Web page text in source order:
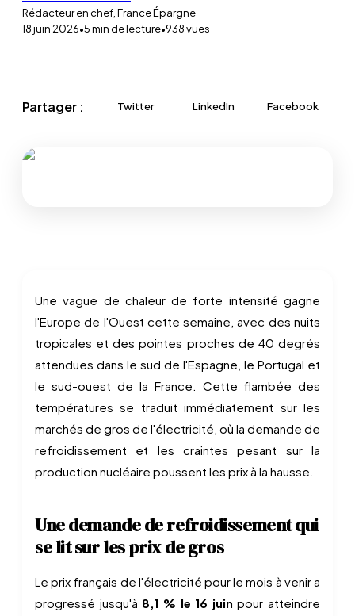
Rédacteur en chef, France Épargne
18 juin 2026•5min de lecture•938vues
Partager : Twitter LinkedIn Facebook
Une vague de chaleur de forte intensité gagne
l'Europe de l'Ouest cette semaine, avec des nuits
tropicales et des pointes proches de 40 degrés
attendues dans le sud de l'Espagne, le Portugal et
le sud-ouest de la France. Cette flambée des
températures se traduit immédiatement sur les
marchés de gros de l'électricité, où la demande de
refroidissement et les craintes pesant sur la
production nucléaire poussent les prix à la hausse.
Une demande de refroidissement qui
se lit sur les prix de gros
Le prix français de l'électricité pour le mois à venir a
progressé jusqu'à 8,1 % le 16 juin pour atteindre